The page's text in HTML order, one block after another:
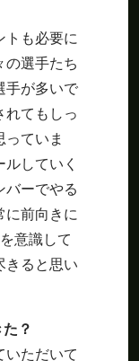
トも必要に
の選手たち
手が多いで
てもしっ
ていま
していく
ーでやる
に前向きに
意識して
きると思い
？
いただいて